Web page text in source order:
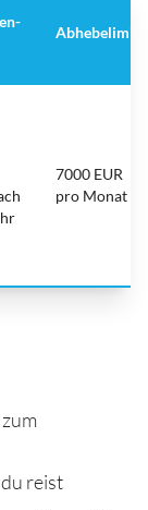
Abhebelimit
7000 EUR
pro Monat
reist